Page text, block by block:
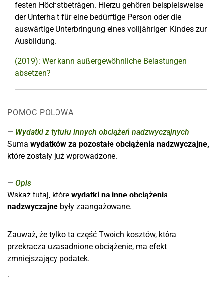
festen Höchstbeträgen. Hierzu gehören beispielsweise
der Unterhalt für eine bedürftige Person oder die
auswärtige Unterbringung eines volljährigen Kindes zur
Ausbildung.
(2019): Wer kann außergewöhnliche Belastungen
absetzen?
POMOC POLOWA
Wydatki z tytułu innych obciążeń nadzwyczajnych
Suma wydatków za pozostałe obciążenia nadzwyczajne,
które zostały już wprowadzone.
Opis
Wskaż tutaj, które wydatki na inne obciążenia
nadzwyczajne były zaangażowane.
Zauważ, że tylko ta część Twoich kosztów, która
przekracza uzasadnione obciążenie, ma efekt
zmniejszający podatek.
.